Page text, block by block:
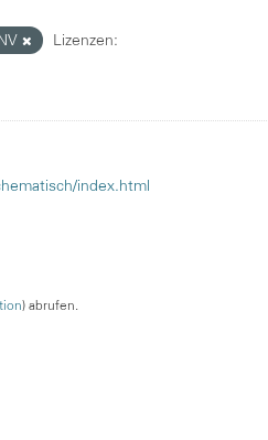
Lizenzen:
index.html
) abrufen.